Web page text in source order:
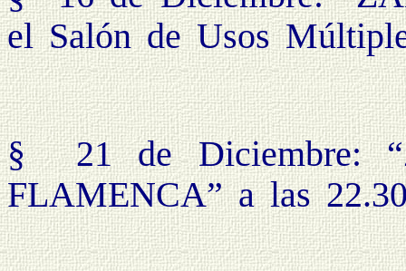
el Salón de Usos
§
21 de Diciembre:
FLAMENCA” a las